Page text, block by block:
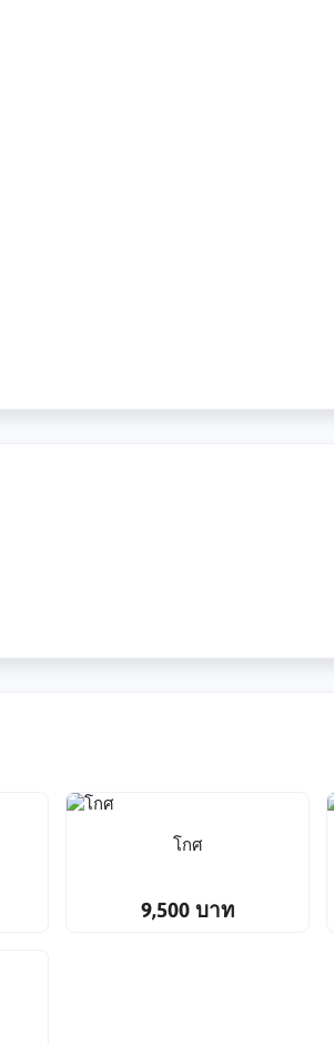
โกศ
9,500 บาท